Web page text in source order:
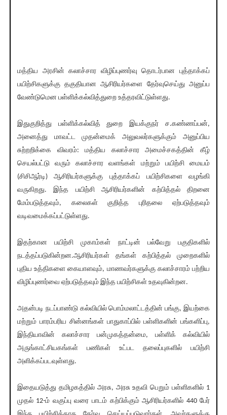
மத்திய அரசின் கலாச்சார விழிப்புணர்வு தொடர்பான புத்தாக்கப்
பயிற்சிகளுக்கு தகுதியான ஆசிரியர்களை தேர்வுசெய்து அனுப்ப
வேண்டுமென பள்ளிக்கல்வித்துறை உத்தரவிட்டுள்ளது.
இதுகுறித்து பள்ளிக்கல்வித் துறை இயக்குநர் ச.கண்ணப்பன்,
அனைத்து மாவட்ட முதன்மைக் அலுவலர்களுக்கும் அனுப்பிய
சுற்றறிக்கை விவரம்: மத்திய கலாச்சார அமைச்சகத்தின் கீழ்
செயல்பட்டு வரும் கலாச்சார வளங்கள் மற்றும் பயிற்சி மையம்
(சிசிஆர்டி) ஆசிரியர்களுக்கு புத்தாக்கப் பயிற்சிகளை வழங்கி
வருகிறது. இந்த பயிற்சி ஆசிரியர்களின் கற்பித்தல் திறனை
மேம்படுத்தவும், கலைகள் குறித்த புரிதலை ஏற்படுத்தவும்
வடிவமைக்கப்பட்டுள்ளது.
இதற்கான பயிற்சி முகாம்கள் நாட்டின் பல்வேறு பகுதிகளில்
நடத்தப்படுகின்றன.ஆசிரியர்கள் தங்கள் கற்பித்தல் முறைகளில்
புதிய உத்திகளை கையாளவும், மாணவர்களுக்கு கலாச்சாரம் பற்றிய
விழிப்புணர்வை ஏற்படுத்தவும் இந்த பயிற்சிகள் உதவுகின்றன.
அதன்படி நடப்பாண்டு கல்வியில் பொம்மலாட்டத்தின் பங்கு, இயற்கை
மற்றும் பாரம்பரிய சின்னங்கள் பாதுகாப்பில் பள்ளிகளின் பங்களிப்பு,
இந்தியாவின் கலாச்சார பன்முகத்தன்மை, பள்ளிக் கல்வியில்
அருங்காட்சியகங்கள் பணிகள் உட்பட தலைப்புகளில் பயிற்சி
அளிக்கப்படவுள்ளது.
இதையடுத்து தமிழகத்தில் அரசு, அரசு உதவி பெறும் பள்ளிகளில் 1
முதல் 12-ம் வகுப்பு வரை பாடம் கற்பிக்கும் ஆசிரியர்களில் 440 பேர்